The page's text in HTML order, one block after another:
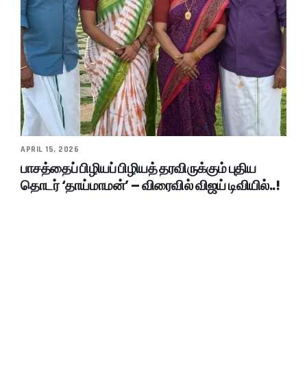
APRIL 15, 2026
பாசத்தைப் பிழியப் பிழியத் தரவிருக்கும் புதிய
தொடர் ‘தாய்மாமன்’ – விரைவில் விஜய் டிவியில்..!